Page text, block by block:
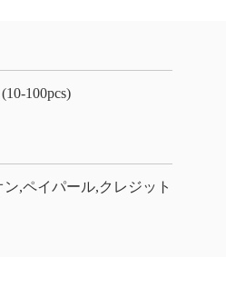
100pcs)
,ペイパール,クレジット